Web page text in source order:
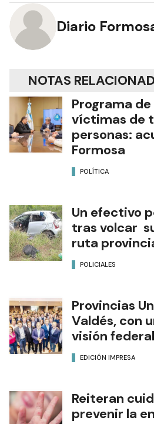
Diario
NOTAS
Programa
víctimas de
personas:
Formosa
POLÍTICA
Un efectivo
tras volcar
ruta
POLICIALES
Provincias
Valdés, con
visión federal
EDICIÓN IMPRESA
Reiteran
prevenir la